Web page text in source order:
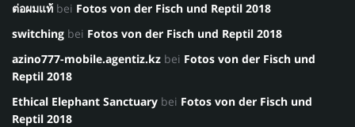
ต่อผมแท้ bei Fotos von der Fisch und Reptil 2018
switching bei Fotos von der Fisch und Reptil 2018
azino777-mobile.agentiz.kz bei Fotos von der Fisch und
Reptil 2018
Ethical Elephant Sanctuary bei Fotos von der Fisch und
Reptil 2018